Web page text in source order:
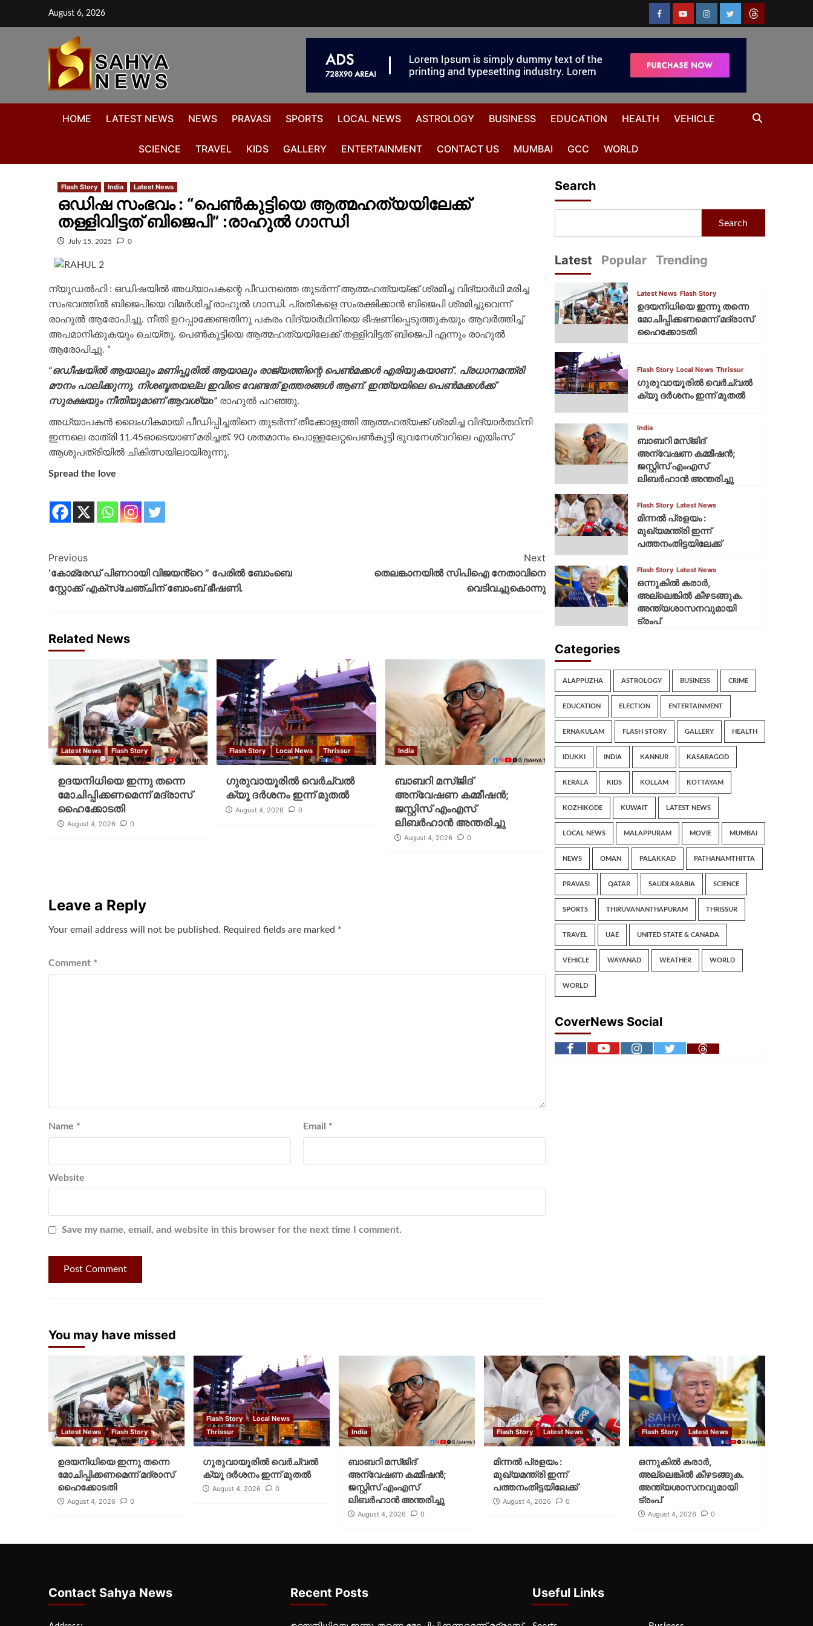
August 6, 2026
HOME LATEST NEWS NEWS PRAVASI SPORTS LOCAL NEWS ASTROLOGY BUSINESS EDUCATION HEALTH VEHICLE
SCIENCE TRAVEL KIDS GALLERY ENTERTAINMENT CONTACT US MUMBAI GCC WORLD
Flash Story India Latest News
ഒഡിഷ സംഭവം : “പെൺകുട്ടിയെ ആത്മഹത്യയിലേക്ക്
തള്ളിവിട്ടത് ബിജെപി” :രാഹുൽ ​ഗാന്ധി
July 15, 2025 0
ന്യുഡൽഹി : ഒഡിഷയിൽ അധ്യാപകന്റെ പീഡനത്തെ തുടർന്ന് ആത്മഹത്യയ്ക്ക് ശ്രമിച്ച വിദ്യാർഥി മരിച്ച
സംഭവത്തിൽ ബിജെപിയെ വിമർശിച്ച് രാഹുൽ ​ഗാന്ധി. പ്രതികളെ സംരക്ഷിക്കാൻ ബിജെപി ശ്രമിച്ചുവെന്ന്
രാഹുൽ ആരോപിച്ചു. നീതി ഉറപ്പാക്കേണ്ടതിനു പകരം വിദ്യാർഥിനിയെ ഭീഷണിപ്പെടുത്തുകയും ആവർത്തിച്ച്
അപമാനിക്കുകയും ചെയ്തു. പെൺകുട്ടിയെ ആത്മഹത്യയിലേക്ക് തള്ളിവിട്ടത് ബിജെപി എന്നും രാഹുൽ
ആരോപിച്ചു. ”
“ഒഡീഷയിൽ ആയാലും മണിപ്പൂരിൽ ആയാലും രാജ്യത്തിന്റെ പെൺമക്കൾ എരിയുകയാണ് . പ്രധാനമന്ത്രി
മൗനം പാലിക്കുന്നു, നിശബ്ദതയല്ല ഇവിടെ വേണ്ടത് ഉത്തരങ്ങൾ ആണ്. ഇന്ത്യയിലെ പെൺമക്കൾക്ക്
സുരക്ഷയും നീതിയുമാണ് ആവശ്യo”രാഹുൽ പറഞ്ഞു.
അധ്യാപകൻ ലൈംഗികമായി പീഡിപ്പിച്ചതിനെ തുടർന്ന് തീക്കോളുത്തി ആത്മഹത്യക്ക് ശ്രമിച്ച വിദ്യാർത്ഥിനി
ഇന്നലെ രാത്രി 11.45ഓടെയാണ് മരിച്ചത്. 90 ശതമാനം പൊള്ളലേറ്റപെൺകുട്ടി ഭുവനേശ്വറിലെ എയിംസ്
ആശുപത്രിയിൽ ചികിത്സയിലായിരുന്നു.
Spread the love
Previous
‘കോമ്രേഡ് പിണറായി വിജയൻ്റെ ” പേരിൽ ബോംബെ
സ്റ്റോക്ക് എക്സ്ചേഞ്ചിന് ബോംബ് ഭീഷണി.
Next
തെലങ്കാനയിൽ സിപിഐ നേതാവിനെ
വെടിവച്ചുകൊന്നു
Related News
Latest News Flash Story
ഉദയനിധിയെ ഇന്നു തന്നെ
മോചിപ്പിക്കണമെന്ന് മദ്രാസ്
ഹൈക്കോടതി
August 4, 2026 0
Flash Story Local News Thrissur
ഗുരുവായൂരില്‍ വെര്‍ച്വല്‍
ക്യൂ ദര്‍ശനം ഇന്ന് മുതല്‍
August 4, 2026 0
India
ബാബറി മസ്ജിദ്
അന്വേഷണ കമ്മീഷന്‍;
ജസ്റ്റിസ് എംഎസ്
ലിബര്‍ഹാന്‍ അന്തരിച്ചു
August 4, 2026 0
Leave a Reply
Your email address will not be published. Required fields are marked *
Comment *
Name * Email *
Website
Save my name, email, and website in this browser for the next time I comment.
Search
Search
Latest Popular Trending
Latest News Flash Story
ഉദയനിധിയെ ഇന്നു തന്നെ
മോചിപ്പിക്കണമെന്ന് മദ്രാസ്
ഹൈക്കോടതി
Flash Story Local News Thrissur
ഗുരുവായൂരില്‍ വെര്‍ച്വല്‍
ക്യൂ ദര്‍ശനം ഇന്ന് മുതല്‍
India
ബാബറി മസ്ജിദ്
അന്വേഷണ കമ്മീഷന്‍;
ജസ്റ്റിസ് എംഎസ്
ലിബര്‍ഹാന്‍ അന്തരിച്ചു
Flash Story Latest News
മിന്നല്‍ പ്രളയം :
മുഖ്യമന്ത്രി ഇന്ന്
പത്തനംതിട്ടയിലേക്ക്
Flash Story Latest News
ഒന്നുകില്‍ കരാര്‍,
അല്ലെങ്കില്‍ കീഴടങ്ങുക.
അന്ത്യശാസനവുമായി
ട്രംപ്
Categories
ALAPPUZHA ASTROLOGY BUSINESS CRIME
EDUCATION ELECTION ENTERTAINMENT
ERNAKULAM FLASH STORY GALLERY HEALTH
IDUKKI INDIA KANNUR KASARAGOD
KERALA KIDS KOLLAM KOTTAYAM
KOZHIKODE KUWAIT LATEST NEWS
LOCAL NEWS MALAPPURAM MOVIE MUMBAI
NEWS OMAN PALAKKAD PATHANAMTHITTA
PRAVASI QATAR SAUDI ARABIA SCIENCE
SPORTS THIRUVANANTHAPURAM THRISSUR
TRAVEL UAE UNITED STATE & CANADA
VEHICLE WAYANAD WEATHER WORLD
WORLD
CoverNews Social
You may have missed
Latest News Flash Story
ഉദയനിധിയെ ഇന്നു തന്നെ
മോചിപ്പിക്കണമെന്ന് മദ്രാസ്
ഹൈക്കോടതി
August 4, 2026 0
Flash Story
Local News
Thrissur
ഗുരുവായൂരില്‍ വെര്‍ച്വല്‍
ക്യൂ ദര്‍ശനം ഇന്ന് മുതല്‍
August 4, 2026 0
India
ബാബറി മസ്ജിദ്
അന്വേഷണ കമ്മീഷന്‍;
ജസ്റ്റിസ് എംഎസ്
ലിബര്‍ഹാന്‍ അന്തരിച്ചു
August 4, 2026 0
Flash Story Latest News
മിന്നല്‍ പ്രളയം :
മുഖ്യമന്ത്രി ഇന്ന്
പത്തനംതിട്ടയിലേക്ക്
August 4, 2026 0
Flash Story Latest News
ഒന്നുകില്‍ കരാര്‍,
അല്ലെങ്കില്‍ കീഴടങ്ങുക.
അന്ത്യശാസനവുമായി
ട്രംപ്
August 4, 2026 0
Contact Sahya News Recent Posts Useful Links